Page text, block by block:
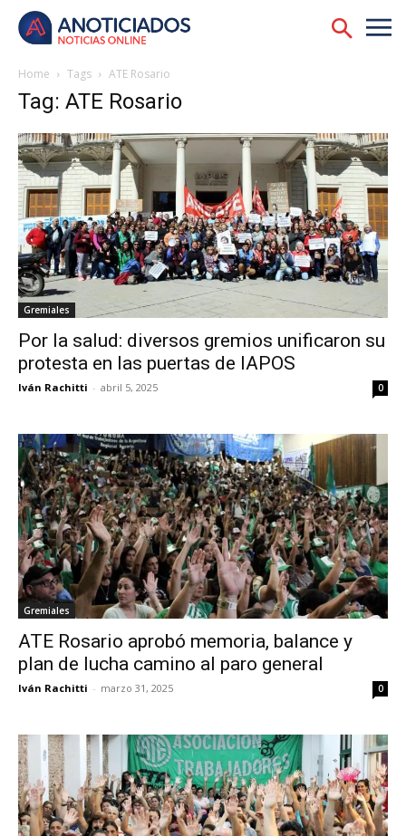
Home Tags ATE Rosario
Tag: ATE Rosario
Gremiales
Por la salud: diversos gremios unificaron su
protesta en las puertas de IAPOS
Iván Rachitti - abril 5, 2025 0
Gremiales
ATE Rosario aprobó memoria, balance y
plan de lucha camino al paro general
Iván Rachitti - marzo 31, 2025 0